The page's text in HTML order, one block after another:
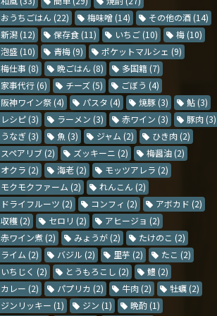
おうちごはん (22) 梅味噌 (14) その他の酒 (14)
新潟 (12) 保存食 (11) いちご (10) 梅 (10)
泡盛 (10) 青梅 (9) ポケットマルシェ (9)
梅仕事 (8) 晩ごはん (8) 多国籍 (7)
家事代行 (6) チーズ (5) ごぼう (4)
阪神ワイン祭 (4) パスタ (4) 焼豚 (3) 鮎 (3)
レシピ (3) ラーメン (3) 赤ワイン (3) 豚肉 (3)
うなぎ (3) 魚 (3) ジャム (2) ひき肉 (2)
スペアリブ (2) ズッキーニ (2) 梅醤油 (2)
オクラ (2) 海老 (2) モッツアレラ (2)
モクモクファーム (2) れんこん (2)
ドライフルーツ (2) コンフィ (2) アボカド (2)
収穫 (2) セロリ (2) アヒージョ (2)
赤ワイン煮 (2) みょうが (2) たけのこ (2)
ライム (2) バジル (2) 里芋 (2) たこ (2)
いちじく (2) とうもろこし (2) 鱧 (2)
カレー (2) パプリカ (2) 牛肉 (2) 牡蠣 (2)
ジンリッキー (1) ジン (1) 晩酌 (1)